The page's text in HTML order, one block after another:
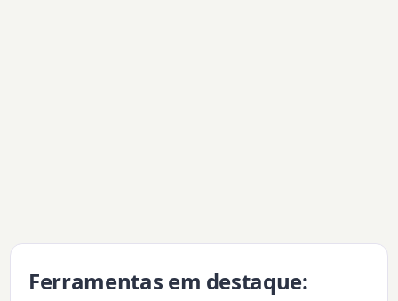
Ferramentas em destaque: